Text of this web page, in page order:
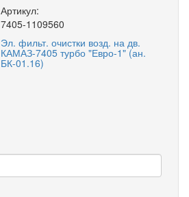
Артикул:
7405-1109560
Эл. фильт. очистки возд. на дв.
КАМАЗ-7405 турбо "Евро-1" (ан.
БК-01.16)